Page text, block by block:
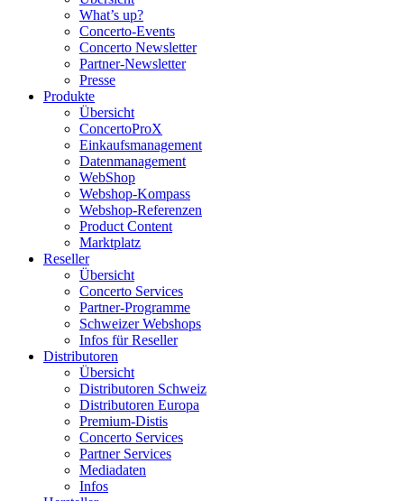
What’s up?
Concerto-Events
Concerto Newsletter
Partner-Newsletter
Presse
Produkte
Übersicht
ConcertoProX
Einkaufsmanagement
Datenmanagement
WebShop
Webshop-Kompass
Webshop-Referenzen
Product Content
Marktplatz
Reseller
Übersicht
Concerto Services
Partner-Programme
Schweizer Webshops
Infos für Reseller
Distributoren
Übersicht
Distributoren Schweiz
Distributoren Europa
Premium-Distis
Concerto Services
Partner Services
Mediadaten
Infos